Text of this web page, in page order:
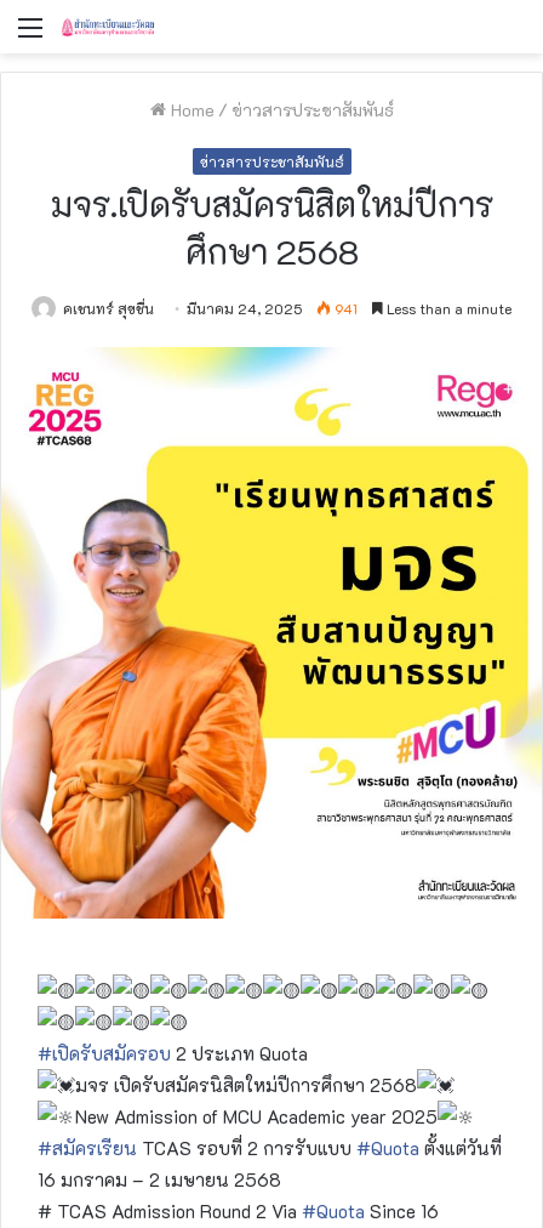
Menu
Home / ข่าวสารประชาสัมพันธ์
ข่าวสารประชาสัมพันธ์
มจร.เปิดรับสมัครนิสิตใหม่ปีการ
ศึกษา 2568
คเชนทร์ สุขชื่น มีนาคม 24, 2025 941 Less than a minute
#เปิดรับสมัครอบ 2 ประเภท Quota
มจร เปิดรับสมัครนิสิตใหม่ปีการศึกษา 2568
New Admission of MCU Academic year 2025
#สมัครเรียน TCAS รอบที่ 2 การรับแบบ #Quota ตั้งแต่วันที่
16 มกราคม – 2 เมษายน 2568
# TCAS Admission Round 2 Via #Quota Since 16